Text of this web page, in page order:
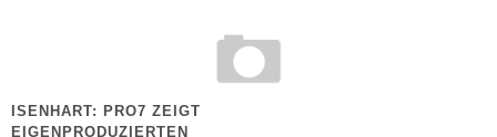
ISENHART: PRO7 ZEIGT
EIGENPRODUZIERTEN